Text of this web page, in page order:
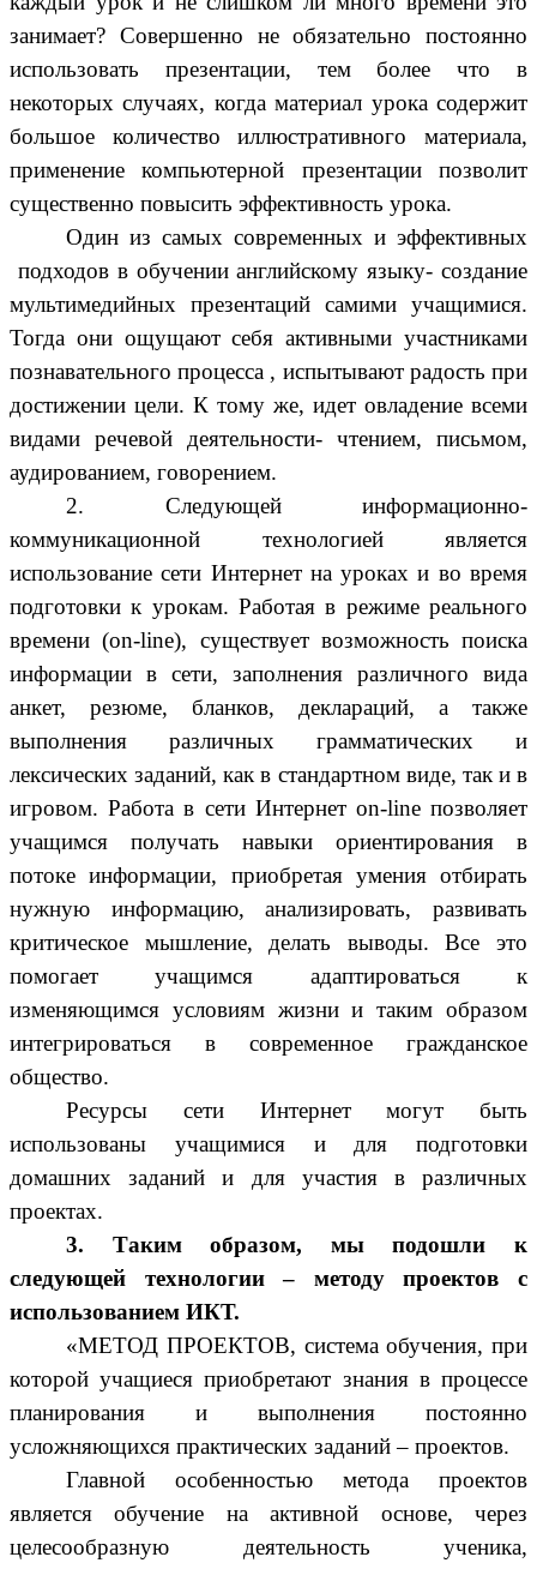
занимает? Совершенно не обязательно постоянно
использовать презентации, тем более что в
некоторых случаях, когда материал урока содержит
большое количество иллюстративного материала,
применение компьютерной презентации позволит
существенно повысить эффективность урока.
Один из самых современных и эффективных
подходов в обучении английскому языку- создание
мультимедийных презентаций самими учащимися.
Тогда они ощущают себя активными участниками
познавательного процесса , испытывают радость при
достижении цели. К тому же, идет овладение всеми
видами речевой деятельности- чтением, письмом,
аудированием, говорением.
2. Следующей информационно-
коммуникационной технологией является
использование сети Интернет на уроках и во время
подготовки к урокам. Работая в режиме реального
времени (on-line), существует возможность поиска
информации в сети, заполнения различного вида
анкет, резюме, бланков, деклараций, а также
выполнения различных грамматических и
лексических заданий, как в стандартном виде, так и в
игровом. Работа в сети Интернет on-line позволяет
учащимся получать навыки ориентирования в
потоке информации, приобретая умения отбирать
нужную информацию, анализировать, развивать
критическое мышление, делать выводы. Все это
помогает учащимся адаптироваться к
изменяющимся условиям жизни и таким образом
интегрироваться в современное гражданское
общество.
Ресурсы сети Интернет могут быть
использованы учащимися и для подготовки
домашних заданий и для участия в различных
проектах.
3. Таким образом, мы подошли к
следующей технологии – методу проектов с
использованием ИКТ.
«МЕТОД ПРОЕКТОВ, система обучения, при
которой учащиеся приобретают знания в процессе
планирования и выполнения постоянно
усложняющихся практических заданий – проектов.
Главной особенностью метода проектов
является обучение на активной основе, через
целесообразную деятельность ученика,